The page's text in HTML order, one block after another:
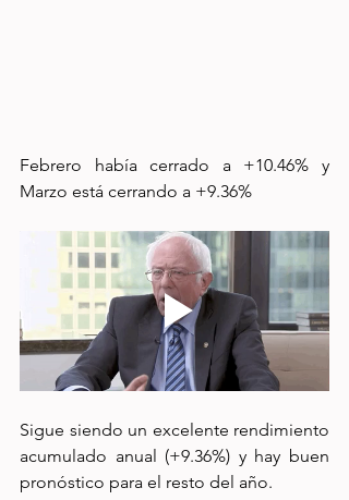
Febrero había cerrado a +10.46% y
Marzo está cerrando a +9.36%
Sigue siendo un excelente rendimiento
acumulado anual (+9.36%) y hay buen
pronóstico para el resto del año.